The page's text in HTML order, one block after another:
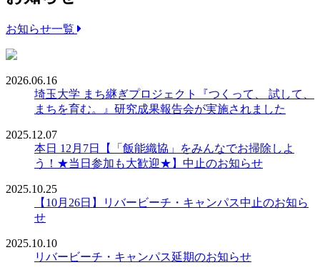
お知らせ一覧
2026.06.16
埼玉大学 まち継ぎプロジェクト『つくって、 試して、
まちを育む。』研究成果報告会が実施されました
2025.12.07
本日 12月7日【「飯能織協」をみんなでお掃除しよ
う！★当日参加も大歓迎★】中止のお知らせ
2025.10.25
【10月26日】リバービーチ・キャンパス中止のお知ら
せ
2025.10.10
リバービーチ・キャンパス延期のお知らせ